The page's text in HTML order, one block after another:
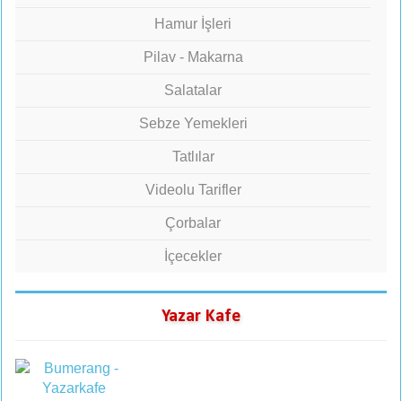
Hamur İşleri
Pilav - Makarna
Salatalar
Sebze Yemekleri
Tatlılar
Videolu Tarifler
Çorbalar
İçecekler
Yazar Kafe